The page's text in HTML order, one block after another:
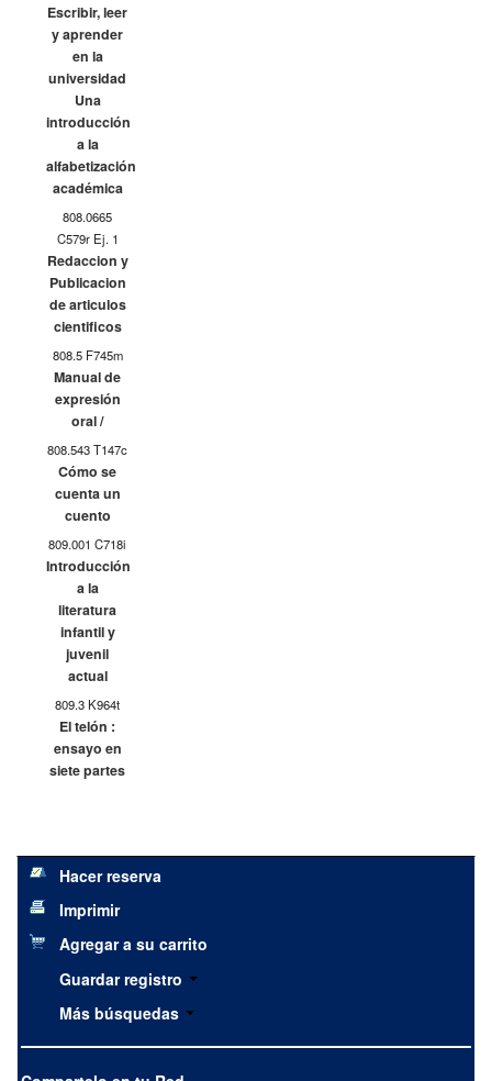
Escribir, leer
y aprender
en la
universidad
Una
introducción
a la
alfabetización
académica
808.0665
C579r Ej. 1
Redaccion y
Publicacion
de articulos
cientificos
808.5 F745m
Manual de
expresión
oral /
808.543 T147c
Cómo se
cuenta un
cuento
809.001 C718i
Introducción
a la
literatura
infantil y
juvenil
actual
809.3 K964t
El telón :
ensayo en
siete partes
Hacer reserva
Imprimir
Agregar a su carrito
Guardar registro
Más búsquedas